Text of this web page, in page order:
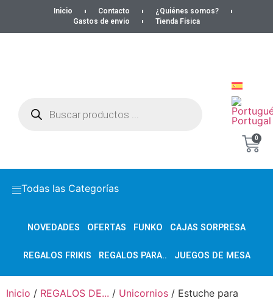
Inicio Contacto
¿Quiénes somos?
Gastos de envío
Tienda Física
0
Todas las Categorías
NOVEDADES OFERTAS FUNKO CAJAS SORPRESA
REGALOS FRIKIS REGALOS PARA.. JUEGOS DE MESA
Inicio / REGALOS DE... / Unicornios / Estuche para